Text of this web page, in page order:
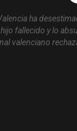
ha
fallecido y lo
valenciano